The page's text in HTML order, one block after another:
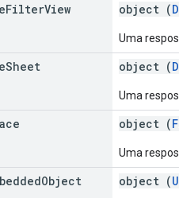
FilterView object (
Uma
Sheet object (
Uma
object (
Uma
Object
object (